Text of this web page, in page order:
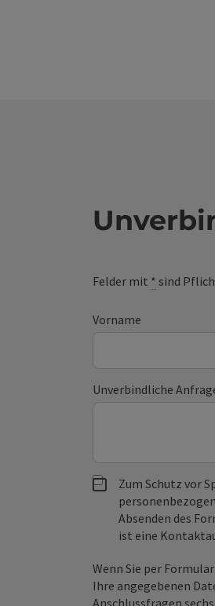
Felder mit * sind
Vorname
Unverbindliche
Zum Schutz vor
Absenden des
ist eine
Wenn Sie per
Ihre angegebenen